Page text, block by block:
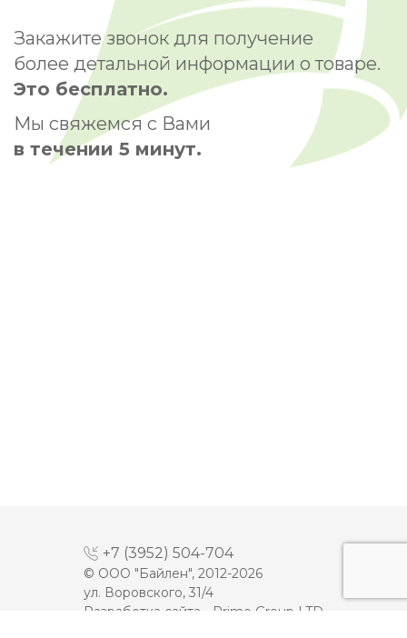
Закажите звонок для получение
более детальной информации о товаре.
Это бесплатно.
Мы свяжемся с Вами
в течении 5 минут.
+7 (3952) 504-704
© ООО "Байлен", 2012-2026
ул. Воровского, 31/4
Разработка сайта -
Prime Group LTD